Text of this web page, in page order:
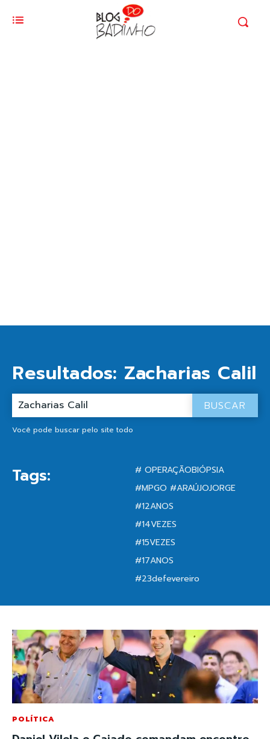
Resultados: Zacharias Calil
BUSCAR
Você pode buscar pelo site todo
Tags:
# OPERAÇÃOBIÓPSIA
#MPGO #ARAÚJOJORGE
#12ANOS
#14VEZES
#15VEZES
#17ANOS
#23defevereiro
POLÍTICA